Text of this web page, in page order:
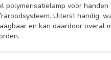
polymerisatielamp voor
Uiterst handig,
en kan daardoor overal